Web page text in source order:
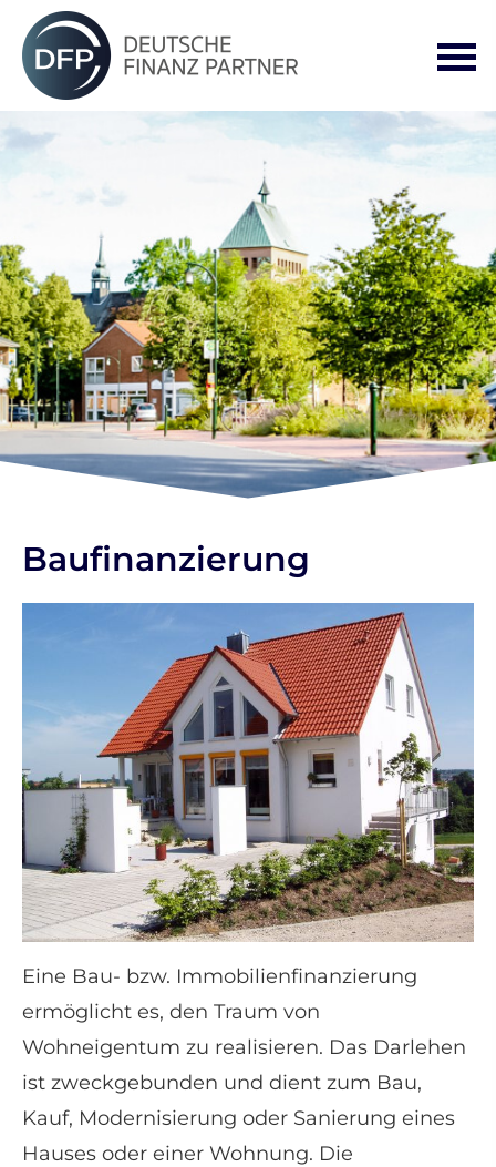
Baufinanzierung
Eine Bau- bzw. Immobilienfinanzierung
ermöglicht es, den Traum von
Wohneigentum zu realisieren. Das Darlehen
ist zweckgebunden und dient zum Bau,
Kauf, Modernisierung oder Sanierung eines
Hauses oder einer Wohnung. Die